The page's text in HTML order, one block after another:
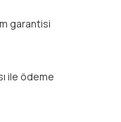
garantisi
ile ödeme